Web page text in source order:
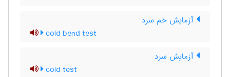
آزمایش خم سرد
cold bend test
آزمایش سرد
cold test